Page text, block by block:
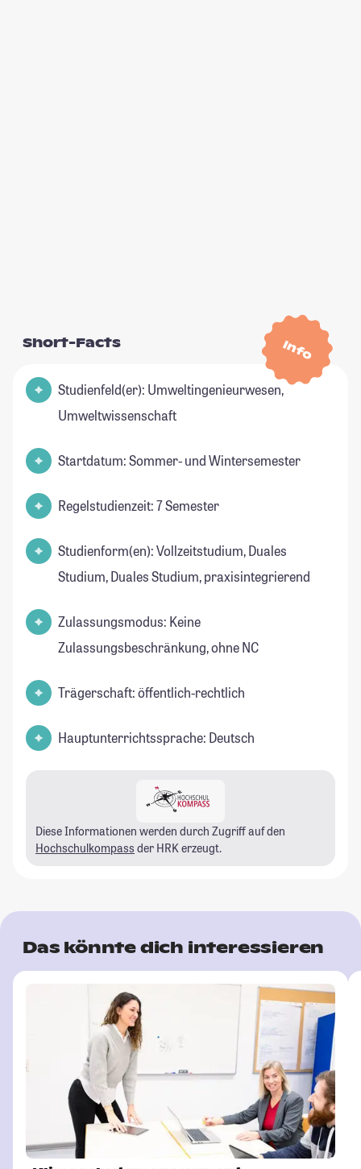
Info
Short-Facts
Studienfeld(er): Umweltingenieurwesen,
Umweltwissenschaft
Startdatum: Sommer- und Wintersemester
Regelstudienzeit: 7 Semester
Studienform(en): Vollzeitstudium, Duales
Studium, Duales Studium, praxisintegrierend
Zulassungsmodus: Keine
Zulassungsbeschränkung, ohne NC
Trägerschaft: öffentlich-rechtlich
Hauptunterrichtssprache: Deutsch
Diese Informationen werden durch Zugriff auf den
Hochschulkompass der HRK erzeugt.
Das könnte dich interessieren